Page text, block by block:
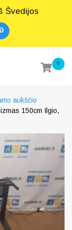
Švedijos
0
aukščio
150cm Ilgio,